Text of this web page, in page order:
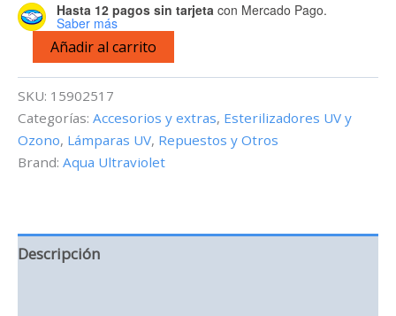
Hasta 12 pagos sin tarjeta con Mercado Pago.
Saber más
Lámpara
repuesto
para
Esterilizador
UV
Advantage
2000+
Añadir al carrito
SKU: 15902517
Categorías: Accesorios y extras, Esterilizadores UV y
Ozono, Lámparas UV, Repuestos y Otros
Brand: Aqua Ultraviolet
Descripción